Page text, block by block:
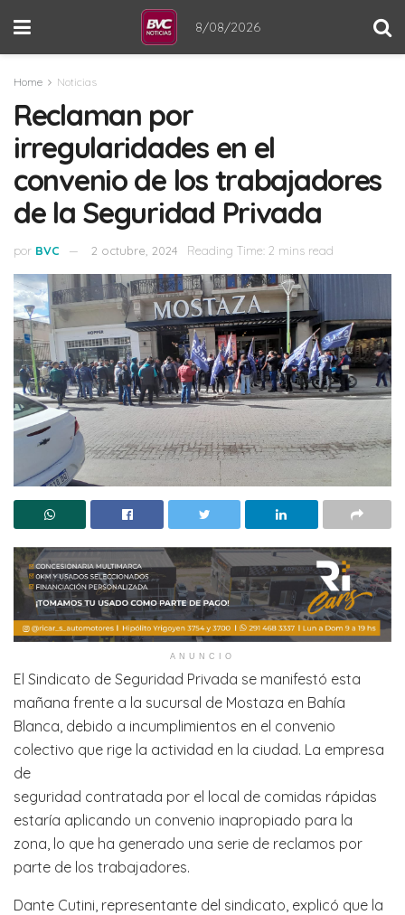
8/08/2026
Home Noticias
Reclaman por
irregularidades en el
convenio de los trabajadores
de la Seguridad Privada
por BVC 2 octubre, 2024 Reading Time: 2 mins read
ANUNCIO
El Sindicato de Seguridad Privada se manifestó esta
mañana frente a la sucursal de Mostaza en Bahía
Blanca, debido a incumplimientos en el convenio
colectivo que rige la actividad en la ciudad. La empresa
de
seguridad contratada por el local de comidas rápidas
estaría aplicando un convenio inapropiado para la
zona, lo que ha generado una serie de reclamos por
parte de los trabajadores.
Dante Cutini, representante del sindicato, explicó que la